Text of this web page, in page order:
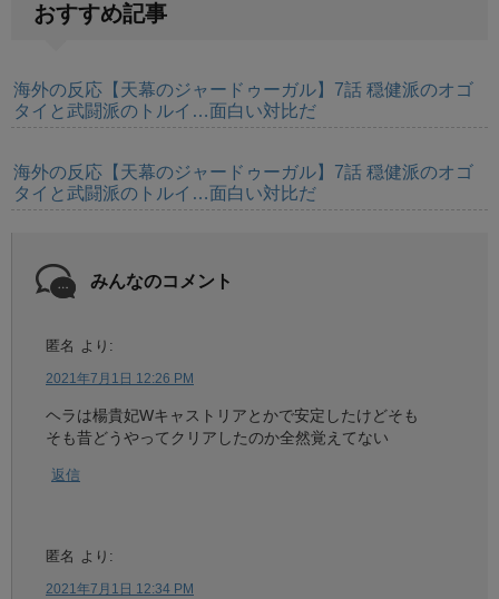
おすすめ記事
海外の反応【天幕のジャードゥーガル】7話 穏健派のオゴ
タイと武闘派のトルイ…面白い対比だ
海外の反応【天幕のジャードゥーガル】7話 穏健派のオゴ
タイと武闘派のトルイ…面白い対比だ
みんなのコメント
匿名 より:
2021年7月1日 12:26 PM
ヘラは楊貴妃Wキャストリアとかで安定したけどそも
そも昔どうやってクリアしたのか全然覚えてない
返信
匿名 より:
2021年7月1日 12:34 PM